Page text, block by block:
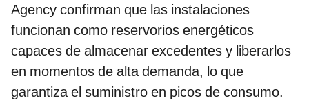
Agency confirman que las instalaciones
funcionan como reservorios energéticos
capaces de almacenar excedentes y liberarlos
en momentos de alta demanda, lo que
garantiza el suministro en picos de consumo.